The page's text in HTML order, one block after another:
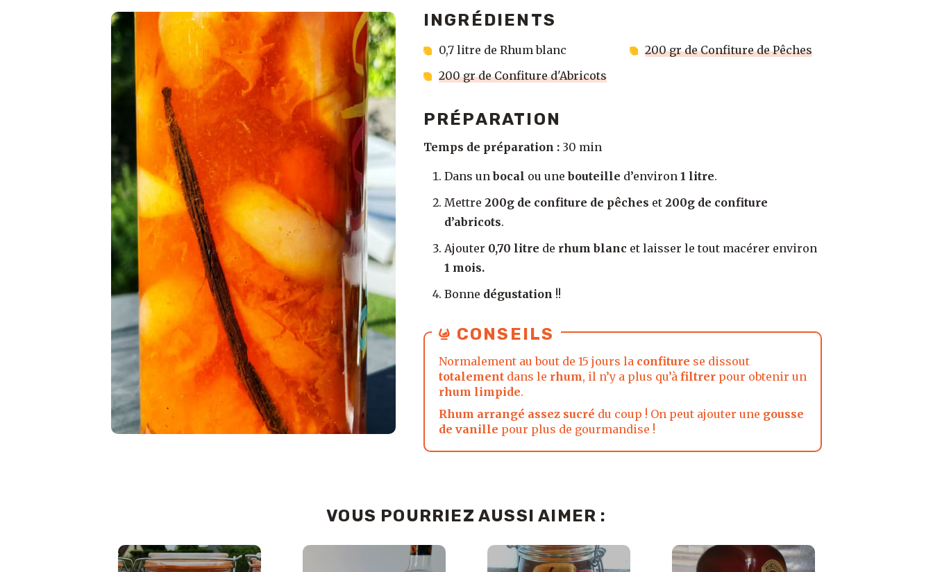
INGRÉDIENTS
0,7 litre de Rhum blanc
200 gr de Confiture de Pêches
200 gr de Confiture d'Abricots
PRÉPARATION
Temps de préparation : 30 min
Dans unbocal ou unebouteille d’environ 1 litre.
Mettre 200g de confiture de pêches et 200g de confiture
d’abricots.
Ajouter 0,70 litre de rhum blanc et laisser le tout macérer environ
1 mois.
Bonne dégustation !!
CONSEILS
Normalement au bout de 15 jours la confiture se dissout
totalementdans le rhum, il n’y a plus qu’à filtrerpour obtenir un
rhum limpide.
Rhum arrangé assez sucré du coup ! On peut ajouter une gousse
de vanille pour plus de gourmandise !
VOUS POURRIEZ AUSSI AIMER :